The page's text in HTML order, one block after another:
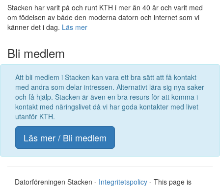
Stacken har varit på och runt KTH i mer än 40 år och varit med
om födelsen av både den moderna datorn och internet som vi
känner det i dag. Läs mer
Bli medlem
Att bli medlem i Stacken kan vara ett bra sätt att få kontakt
med andra som delar intressen. Alternativt lära sig nya saker
och få hjälp. Stacken är även en bra resurs för att komma i
kontakt med näringslivet då vi har goda kontakter med livet
utanför KTH.
Läs mer / Bli medlem
Datorföreningen Stacken - Integritetspolicy - This page is